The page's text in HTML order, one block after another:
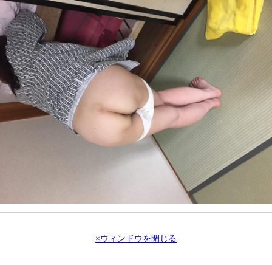
×ウィンドウを閉じる